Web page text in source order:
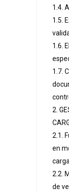
1.4.
1.5.
1.6.
1.7.
2.
2.1.
en
carga
2.2.
de